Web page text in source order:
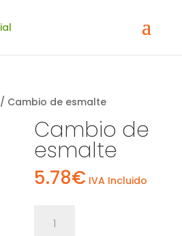
/ Cambio de esmalte
Cambio de
esmalte
5.78€ IVA Incluido